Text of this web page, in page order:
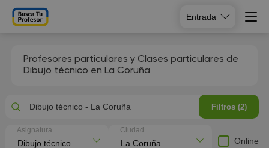
Entrada
Profesores particulares y Clases particulares de
Dibujo técnico en La Coruña
Dibujo técnico - La Coruña Filtros (2)
Asignatura Ciudad
Online